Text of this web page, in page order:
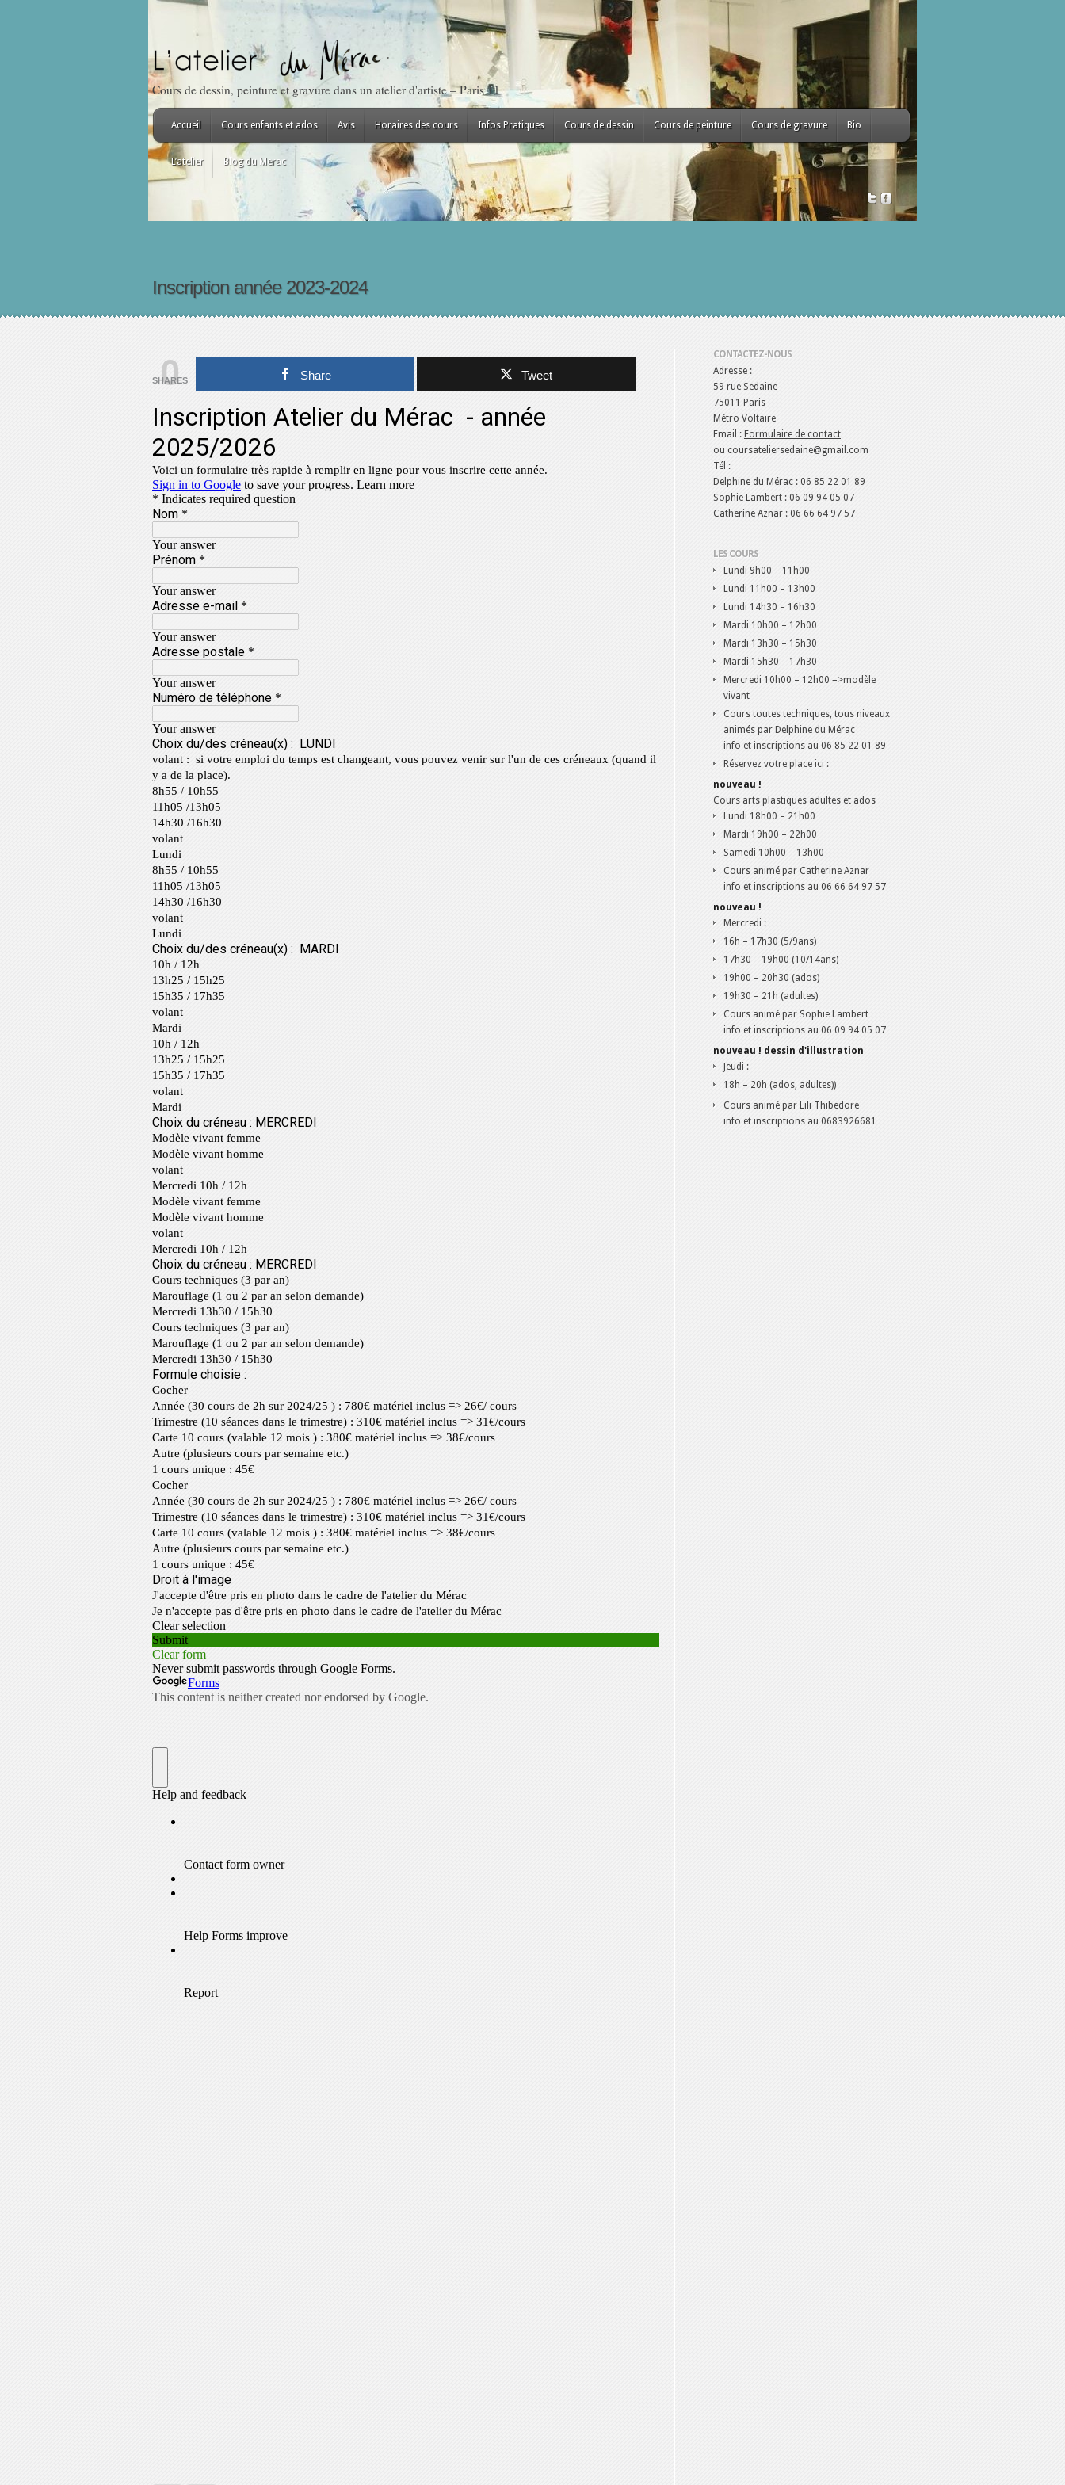
Cours de dessin, peinture et gravure dans un atelier d'artiste – Paris 11
Accueil Cours enfants et ados Avis Horaires des cours Infos Pratiques Cours de dessin Cours de peinture Cours de gravure Bio
L’atelier Blog du Merac
Inscription année 2023-2024
0
SHARES Share Tweet
CONTACTEZ-NOUS
Adresse :
59 rue Sedaine
75011 Paris
Métro Voltaire
Email : Formulaire de contact
ou coursateliersedaine@gmail.com
Tél :
Delphine du Mérac : 06 85 22 01 89
Sophie Lambert : 06 09 94 05 07
Catherine Aznar : 06 66 64 97 57
LES COURS
Lundi 9h00 – 11h00
Lundi 11h00 – 13h00
Lundi 14h30 – 16h30
Mardi 10h00 – 12h00
Mardi 13h30 – 15h30
Mardi 15h30 – 17h30
Mercredi 10h00 – 12h00 =>modèle
vivant
Cours toutes techniques, tous niveaux
animés par Delphine du Mérac
info et inscriptions au 06 85 22 01 89
Réservez votre place ici :
nouveau !
Cours arts plastiques adultes et ados
Lundi 18h00 – 21h00
Mardi 19h00 – 22h00
Samedi 10h00 – 13h00
Cours animé par Catherine Aznar
info et inscriptions au 06 66 64 97 57
nouveau !
Mercredi :
16h – 17h30 (5/9ans)
17h30 – 19h00 (10/14ans)
19h00 – 20h30 (ados)
19h30 – 21h (adultes)
Cours animé par Sophie Lambert
info et inscriptions au 06 09 94 05 07
nouveau ! dessin d'illustration
Jeudi :
18h – 20h (ados, adultes))
Cours animé par Lili Thibedore
info et inscriptions au 0683926681